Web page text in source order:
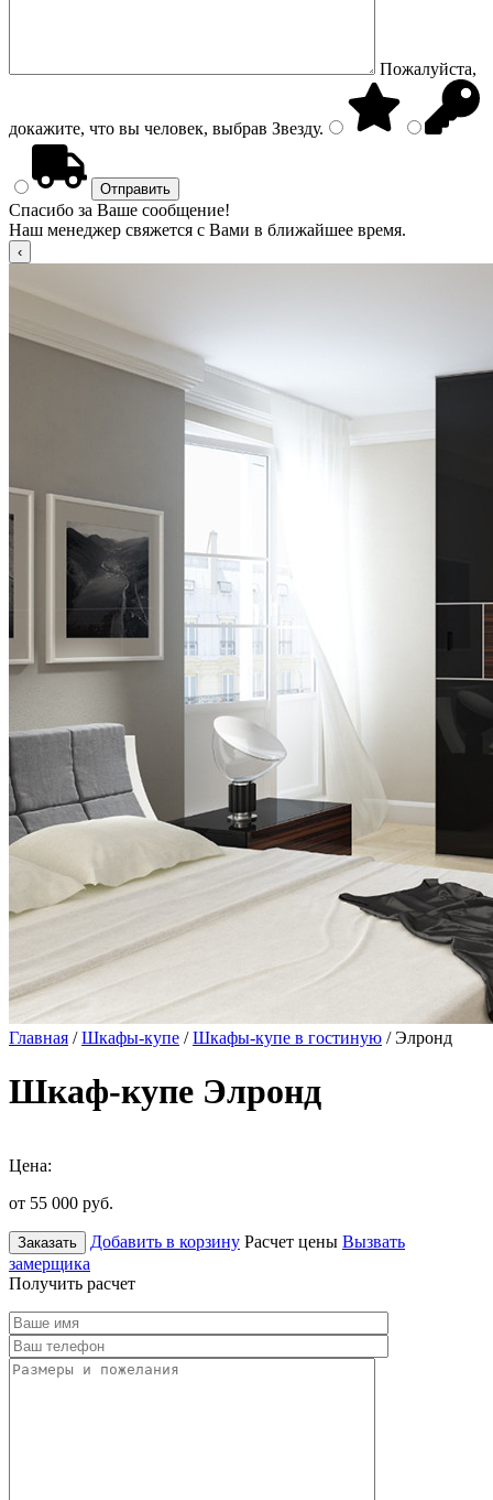
Пожалуйста,
докажите, что вы человек, выбрав Звезду.
Спасибо за Ваше сообщение!
Наш менеджер свяжется с Вами в ближайшее время.
Главная /Шкафы-купе /Шкафы-купе в гостиную / Элронд
Шкаф-купе Элронд
Цена:
от 55 000 руб.
Заказать Добавить в корзину Расчет цены Вызвать
замерщика
Получить расчет